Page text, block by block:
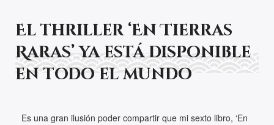
El thriller ‘En Tierras
Raras’ ya está disponible
en todo el mundo
Es una gran ilusión poder compartir que mi sexto libro, ‘En